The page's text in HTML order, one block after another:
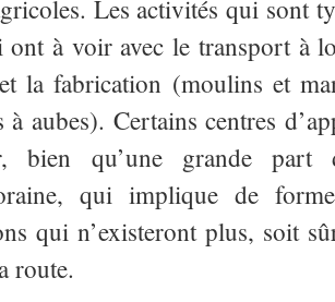
Les activités qui sont
ont à voir avec le transport à
la fabrication (moulins et
à aubes). Certains centres
bien qu’une grande part
qui implique de
qui n’existeront plus, soit
route.